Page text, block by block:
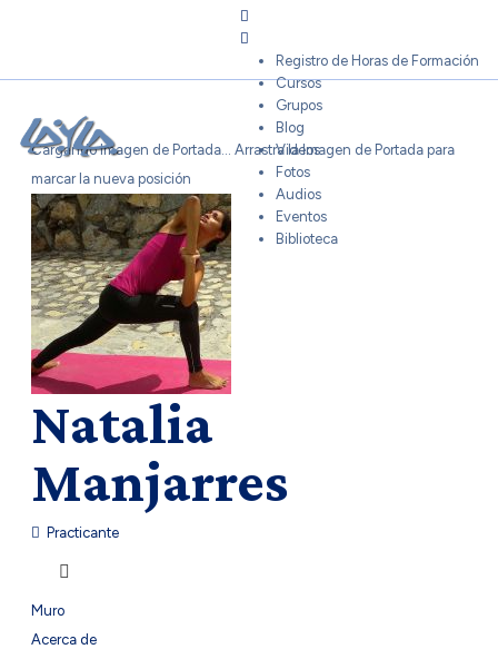
Registro de Horas de Formación
Cursos
Grupos
Blog
Videos
Fotos
Audios
Eventos
Biblioteca
Cargando Imagen de Portada... Arrastra la Imagen de Portada para
marcar la nueva posición
Natalia
Manjarres
Practicante
Muro
Acerca de